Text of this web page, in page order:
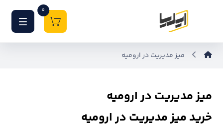
0
میز مدیریت در ارومیه
میز مدیریت در ارومیه
خرید میز مدیریت در ارومیه